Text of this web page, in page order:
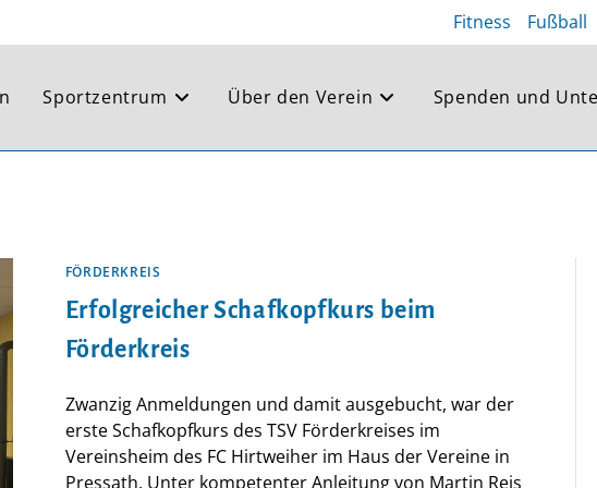
Fitness Fußball
Sportzentrum Über den Verein Spenden und
FÖRDERKREIS
Erfolgreicher Schafkopfkurs beim
Förderkreis
Zwanzig Anmeldungen und damit ausgebucht, war der
erste Schafkopfkurs des TSV Förderkreises im
Vereinsheim des FC Hirtweiher im Haus der Vereine in
Pressath. Unter kompetenter Anleitung von Martin Reis